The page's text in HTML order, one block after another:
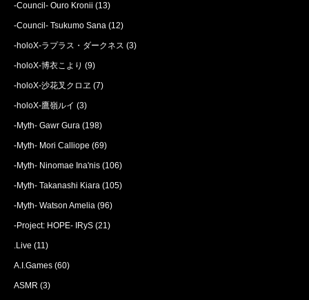
-Council- Ouro Kronii (13)
-Council- Tsukumo Sana (12)
-holoX-ラプラス・ダークネス (3)
-holoX-博衣こより (9)
-holoX-沙花叉クロヱ (7)
-holoX-鷹嶺ルイ (3)
-Myth- Gawr Gura (198)
-Myth- Mori Calliope (69)
-Myth- Ninomae Ina'nis (106)
-Myth- Takanashi Kiara (105)
-Myth- Watson Amelia (96)
-Project: HOPE- IRyS (21)
.Live (11)
A.I.Games (60)
ASMR (3)